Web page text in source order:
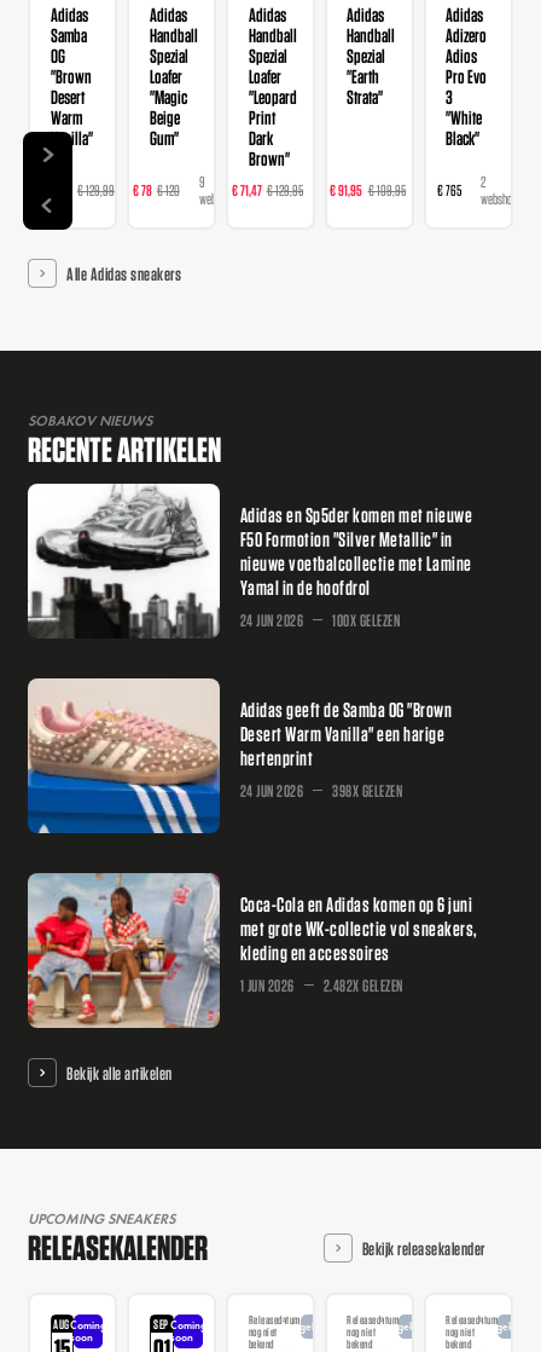
Adidas
Samba
OG
"Brown
Desert
Warm
Vanilla"
€ 129,99
14
webshops
Adidas
Handball
Spezial
Loafer
"Magic
Beige
Gum"
€ 78 € 120
9
webshops
Adidas
Handball
Spezial
Loafer
"Leopard
Print
Dark
Brown"
€ 71,47 € 129,95
16
webshops
Adidas
Handball
Spezial
"Earth
Strata"
€ 91,95 € 109,95
webshops
Adidas
Adizero
Adios
Pro Evo
3
"White
Black"
€ 765
2
webshops
Alle Adidas sneakers
SOBAKOV NIEUWS
RECENTE ARTIKELEN
Adidas en Sp5der komen met nieuwe
F50 Formotion "Silver Metallic" in
nieuwe voetbalcollectie met Lamine
Yamal in de hoofdrol
24 JUN 2026 100X GELEZEN
Adidas geeft de Samba OG "Brown
Desert Warm Vanilla" een harige
hertenprint
24 JUN 2026 398X GELEZEN
Coca-Cola en Adidas komen op 6 juni
met grote WK-collectie vol sneakers,
kleding en accessoires
1 JUN 2026 2.482X GELEZEN
Bekijk alle artikelen
UPCOMING SNEAKERS
RELEASEKALENDER Bekijk releasekalender
AUGComing
soon
SEPComing
soon
Releasedatum
nog niet
bekend
AangekondigdReleasedatum
nog niet
bekend
AangekondigdReleasedatum
nog niet
bekend